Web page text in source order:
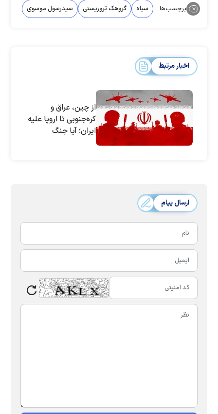
برچسب‌ها: سپاه گروهک تروریستی سیدرسول موسوی
اخبار مرتبط
از چین، عراق و
کره‌جنوبی تا اروپا علیه
ایران؛ آیا جنگ
ارسال پیام